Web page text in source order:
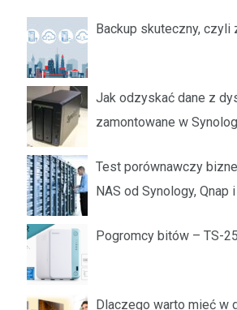
Backup skuteczny, czyli
Jak odzyskać dane z
zamontowane w
Test porównawczy
NAS od Synology, Qnap
Pogromcy bitów – TS-
Dlaczego warto mieć w